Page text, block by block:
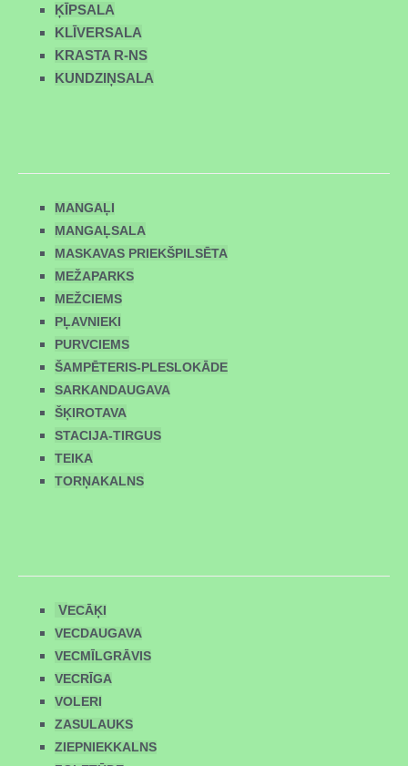
ĶĪPSALA
KLĪVERSALA
KRASTA R-NS
KUNDZIŅSALA
MANGAĻI
MANGAĻSALA
MASKAVAS PRIEKŠPILSĒTA
MEŽAPARKS
MEŽCIEMS
PĻAVNIEKI
PURVCIEMS
ŠAMPĒTERIS-PLESLOKĀDE
SARKANDAUGAVA
ŠĶIROTAVA
STACIJA-TIRGUS
TEIKA
TORŅAKALNS
V ECĀĶI
VECDAUGAVA
VECMĪLGRĀVIS
VECRĪGA
VOLERI
ZASULAUKS
ZIEPNIEKKALNS